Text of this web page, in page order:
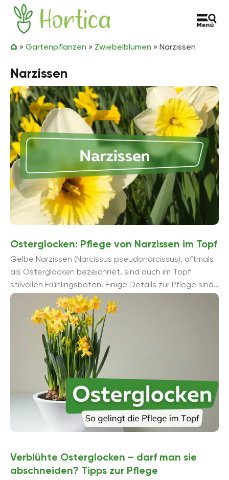
Zum Inhalt springen
Hortica
» Gartenpflanzen » Zwiebelblumen » Narzissen
Narzissen
Osterglocken: Pflege von Narzissen im Topf
Gelbe Narzissen (Narcissus pseudonarcissus), oftmals
als Osterglocken bezeichnet, sind auch im Topf
stilvollen Frühlingsboten. Einige Details zur Pflege sind
bei der Topf-Kultivierung zu beachten.
Verblühte Osterglocken – darf man sie
abschneiden? Tipps zur Pflege